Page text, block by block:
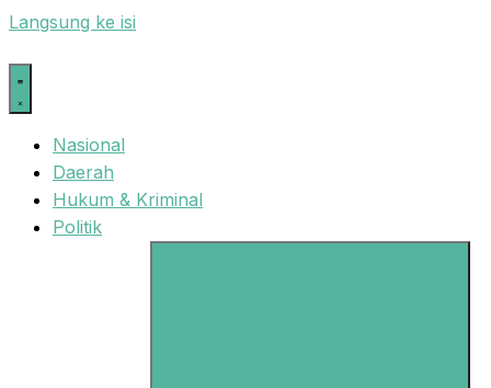
Langsung ke isi
Nasional
Daerah
Hukum & Kriminal
Politik